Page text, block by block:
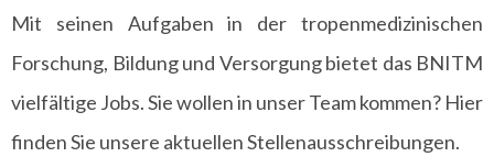
Mit seinen Aufgaben in der tropenmedizinischen
Forschung, Bildung und Versorgung bietet das BNITM
vielfältige Jobs. Sie wollen in unser Team kommen? Hier
finden Sie unsere aktuellen Stellenausschreibungen.